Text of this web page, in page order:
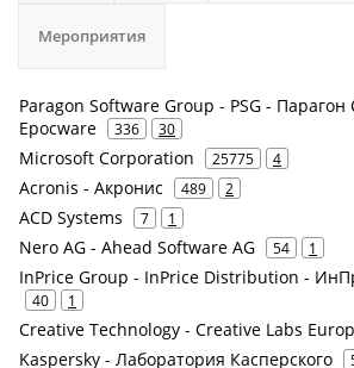
Мероприятия
Paragon Software Group - PSG -
Epocware
336 30
Microsoft Corporation 25775 4
Acronis - Акронис 489 2
ACD Systems 7 1
Nero AG - Ahead Software AG 54 1
InPrice Group - InPrice Distribution -
40 1
Creative Technology - Creative Labs
Kaspersky - Лаборатория Касперского